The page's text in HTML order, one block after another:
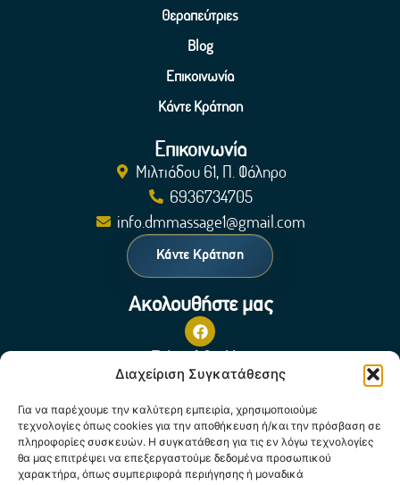
Διαχείριση Συγκατάθεσης
Για να παρέχουμε την καλύτερη εμπειρία, χρησιμοποιούμε
τεχνολογίες όπως cookies για την αποθήκευση ή/και την πρόσβαση σε
πληροφορίες συσκευών. Η συγκατάθεση για τις εν λόγω τεχνολογίες
θα μας επιτρέψει να επεξεργαστούμε δεδομένα προσωπικού
χαρακτήρα, όπως συμπεριφορά περιήγησης ή μοναδικά
Θεραπεύτριες
Blog
Επικοινωνία
Κάντε Κράτηση
Επικοινωνία
Μιλτιάδου 61, Π. Φάληρο
6936734705
info.dmmassage1@gmail.com
Κάντε Κράτηση
Ακολουθήστε μας